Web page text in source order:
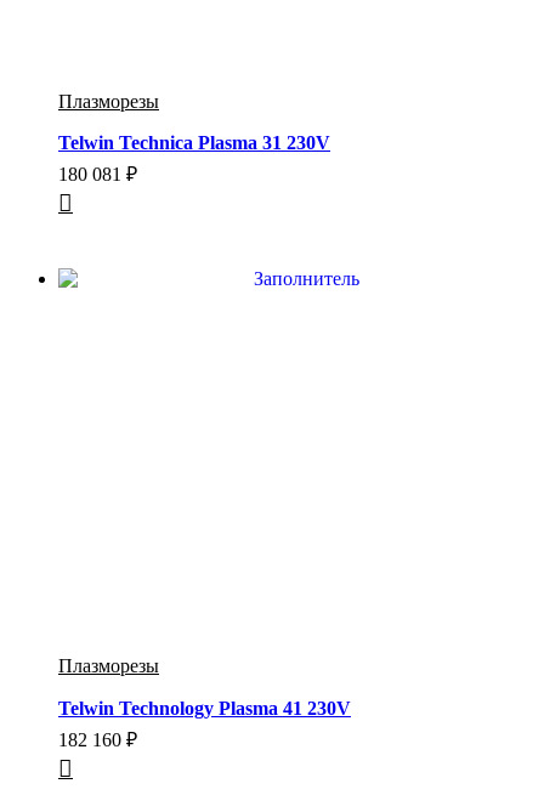
Плазморезы
Telwin Technica Plasma 31 230V
180 081 ₽
Плазморезы
Telwin Technology Plasma 41 230V
182 160 ₽